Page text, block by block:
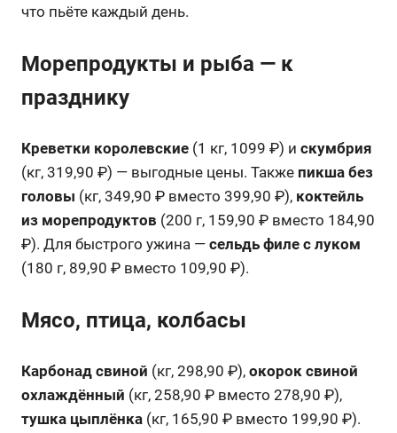
что пьёте каждый день.
Морепродукты и рыба — к
празднику
Креветки королевские (1 кг, 1099 ₽) и скумбрия
(кг, 319,90 ₽) — выгодные цены. Также пикша без
головы (кг, 349,90 ₽ вместо 399,90 ₽), коктейль
из морепродуктов (200 г, 159,90 ₽ вместо 184,90
₽). Для быстрого ужина — сельдь филе с луком
(180 г, 89,90 ₽ вместо 109,90 ₽).
Мясо, птица, колбасы
Карбонад свиной (кг, 298,90 ₽), окорок свиной
охлаждённый (кг, 258,90 ₽ вместо 278,90 ₽),
тушка цыплёнка (кг, 165,90 ₽ вместо 199,90 ₽).